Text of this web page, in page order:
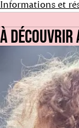
Informations et
À DÉCOUVRIR